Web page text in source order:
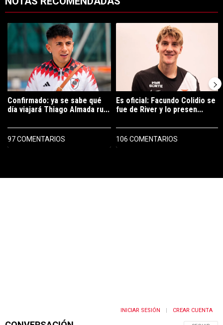
Un artículo de tendencia con el título "Confirmado: ya se sabe qué
Confirmado: ya se sabe qué
día viajará Thiago Almada ru...
97 COMENTARIOS
Un artículo de tendencia con el
Es oficial: Facundo Colidio se
fue de River y lo presen...
106 COMENTARIOS
INICIAR SESIÓN CREAR CUENTA